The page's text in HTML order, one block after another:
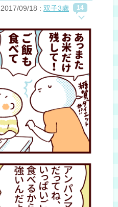
2017/09/18 : 双子3歳 14